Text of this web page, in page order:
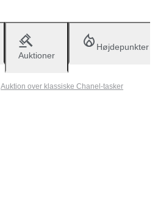
Auktioner
Højdepunkter
Auktion over klassiske Chanel-tasker